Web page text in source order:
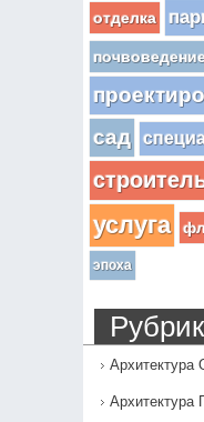
отделка
сад
услуга
эпоха
Архитектура